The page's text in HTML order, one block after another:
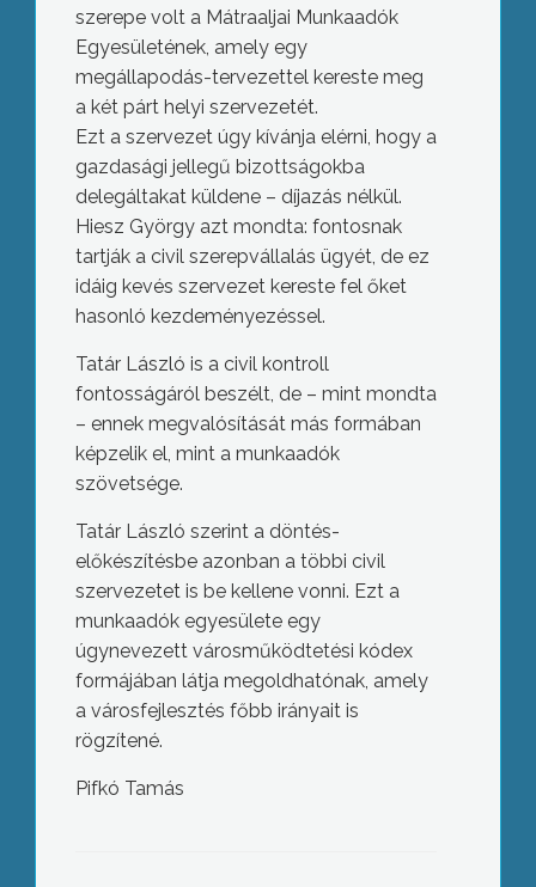
szerepe volt a Mátraaljai Munkaadók
Egyesületének, amely egy
megállapodás-tervezettel kereste meg
a két párt helyi szervezetét.
Ezt a szervezet úgy kívánja elérni, hogy a
gazdasági jellegű bizottságokba
delegáltakat küldene – díjazás nélkül.
Hiesz György azt mondta: fontosnak
tartják a civil szerepvállalás ügyét, de ez
idáig kevés szervezet kereste fel őket
hasonló kezdeményezéssel.
Tatár László is a civil kontroll
fontosságáról beszélt, de – mint mondta
– ennek megvalósítását más formában
képzelik el, mint a munkaadók
szövetsége.
Tatár László szerint a döntés-
előkészítésbe azonban a többi civil
szervezetet is be kellene vonni. Ezt a
munkaadók egyesülete egy
úgynevezett városműködtetési kódex
formájában látja megoldhatónak, amely
a városfejlesztés főbb irányait is
rögzítené.
Pifkó Tamás